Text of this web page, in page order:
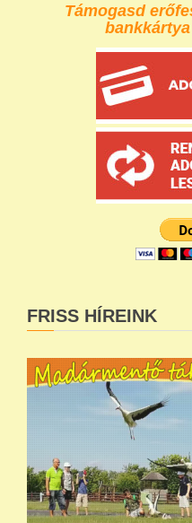
Támogasd
FRISS HÍREINK